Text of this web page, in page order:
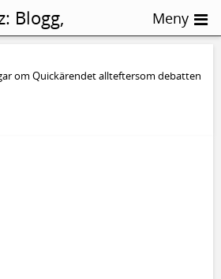
om Quickärendet allteftersom debatten
Blogg,
Meny